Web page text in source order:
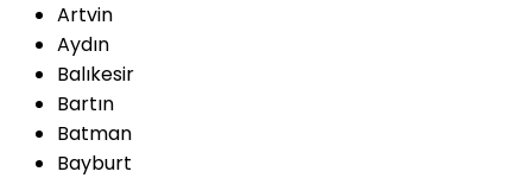
Artvin
Aydın
Balıkesir
Bartın
Batman
Bayburt